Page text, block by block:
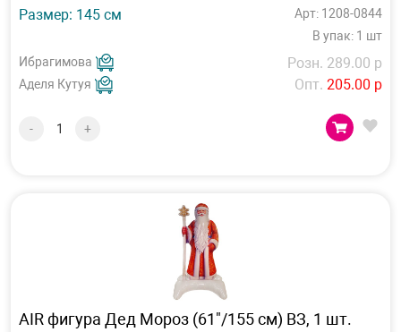
Размер: 145 см
Арт: 1208-0844
В упак: 1 шт
Ибрагимова
Аделя Кутуя
Розн. 289.00 р
Опт. 205.00 р
- +
AIR фигура Дед Мороз (61"/155 см) ВЗ, 1 шт.